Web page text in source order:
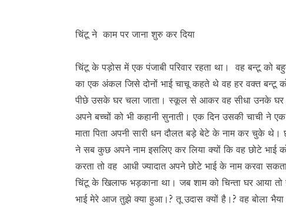
चिंटू ने काम पर जाना शुरु कर दिया
चिंटू के पड़ोस में एक पंजाबी परिवार रहता था। वह बन्टू को
का एक अंकल जिसे दोनों भाई चाचू कहते थे वह हर वक्त बन्टू
पीछे उसके घर चला जाता। स्कूल से आकर वह सीधा उनके घर
अपने बच्चों को भी कहानी सुनाती। एक दिन उसकी चाची ने
माता पिता अपनी सारी धन दौलत बड़े बेटे के नाम कर चुके
ने सब कुछ अपने नाम इसलिए कर लिया क्यों कि वह छोटे भाई
करता तो वह आधी ज्यादात अपने छोटे भाई के नाम करवा
चिंटू के खिलाफ भड़काना था। जब शाम को चिन्ता घर आया
भाई मेरे आज तुझे क्या हुआ।? तू उदास क्यों है।? वह बोला